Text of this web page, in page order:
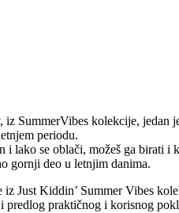
iz SummerVibes kolekcije, jedan
periodu.
i lako se oblači, možeš ga birati i
gornji deo u letnjim danima.
Just Kiddin’ Summer Vibes
praktičnog i korisnog